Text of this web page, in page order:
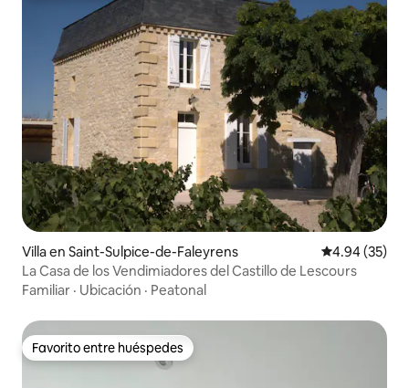
Villa en Saint-Sulpice-de-Faleyrens Calificación
4.94 (35)
La Casa de los Vendimiadores del Castillo de Lescours
Familiar · Ubicación · Peatonal
Favorito entre huéspedes
Favorito entre huéspedes